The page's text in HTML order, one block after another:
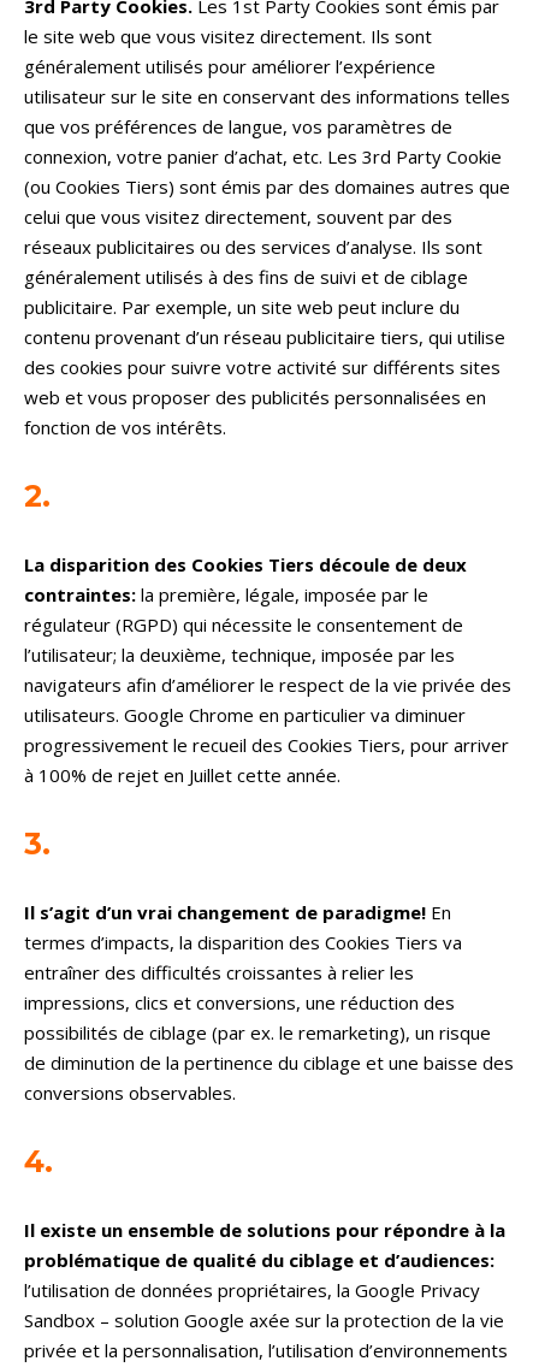
3rd Party Cookies. Les 1st Party Cookies sont émis par
le site web que vous visitez directement. Ils sont
généralement utilisés pour améliorer l’expérience
utilisateur sur le site en conservant des informations telles
que vos préférences de langue, vos paramètres de
connexion, votre panier d’achat, etc. Les 3rd Party Cookie
(ou Cookies Tiers) sont émis par des domaines autres que
celui que vous visitez directement, souvent par des
réseaux publicitaires ou des services d’analyse. Ils sont
généralement utilisés à des fins de suivi et de ciblage
publicitaire. Par exemple, un site web peut inclure du
contenu provenant d’un réseau publicitaire tiers, qui utilise
des cookies pour suivre votre activité sur différents sites
web et vous proposer des publicités personnalisées en
fonction de vos intérêts.
2.
La disparition des Cookies Tiers découle de deux
contraintes: la première, légale, imposée par le
régulateur (RGPD) qui nécessite le consentement de
l’utilisateur; la deuxième, technique, imposée par les
navigateurs afin d’améliorer le respect de la vie privée des
utilisateurs. Google Chrome en particulier va diminuer
progressivement le recueil des Cookies Tiers, pour arriver
à 100% de rejet en Juillet cette année.
3.
Il s’agit d’un vrai changement de paradigme! En
termes d’impacts, la disparition des Cookies Tiers va
entraîner des difficultés croissantes à relier les
impressions, clics et conversions, une réduction des
possibilités de ciblage (par ex. le remarketing), un risque
de diminution de la pertinence du ciblage et une baisse des
conversions observables.
4.
Il existe un ensemble de solutions pour répondre à la
problématique de qualité du ciblage et d’audiences:
l’utilisation de données propriétaires, la Google Privacy
Sandbox – solution Google axée sur la protection de la vie
privée et la personnalisation, l’utilisation d’environnements